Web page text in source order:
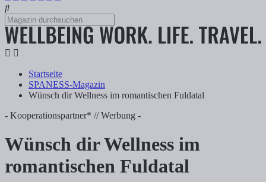
Startseite
SPANESS-Magazin
Wünsch dir Wellness im romantischen Fuldatal
- Kooperationspartner* // Werbung -
Wünsch dir Wellness im romantischen
Wünsch dir Wellness im
romantischen Fuldatal